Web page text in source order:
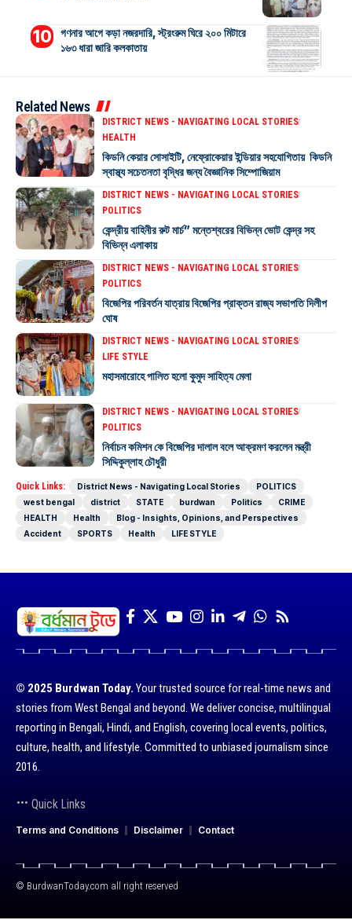
গণনার আগে কড়া নজরদারি, স্ট্রংরুম ঘিরে ২০০ মিটারে
১৬৩ ধারা জারি কলকাতায়
Related News
DISTRICT NEWS - NAVIGATING LOCAL STORIES
HEALTH
কিডনি কেয়ার সোসাইটি, নেফ্রোকেয়ার ইন্ডিয়ার সহযোগিতায় কিডনি
স্বাস্থ্য সচেতনতা বৃদ্ধির জন্য বৈজ্ঞানিক সিম্পোজিয়াম
DISTRICT NEWS - NAVIGATING LOCAL STORIES
POLITICS
কেন্দ্রীয় বাহিনীর রুট মার্চ” মন্তেশ্বরের বিভিন্ন ভোট কেন্দ্র সহ
বিভিন্ন এলাকায়
DISTRICT NEWS - NAVIGATING LOCAL STORIES
POLITICS
বিজেপির পরিবর্তন যাত্রায় বিজেপির প্রাক্তন রাজ্য সভাপতি দিলীপ
ঘোষ
DISTRICT NEWS - NAVIGATING LOCAL STORIES
LIFE STYLE
মহাসমারোহে পালিত হলো কুমুদ সাহিত্য মেলা
DISTRICT NEWS - NAVIGATING LOCAL STORIES
POLITICS
নির্বাচন কমিশন কে বিজেপির দালাল বলে আক্রমণ করলেন মন্ত্রী
সিদ্দিকুল্লাহ চৌধুরী
Quick Links: District News - Navigating Local Stories
POLITICS
west bengal
district STATE burdwan Politics
CRIME
HEALTH
Health
Blog - Insights, Opinions, and Perspectives
Accident
SPORTS Health LIFE STYLE
© 2025 Burdwan Today. Your trusted source for real-time news and
stories from West Bengal and beyond. We deliver concise, multilingual
reporting in Bengali, Hindi, and English, covering local events, politics,
culture, health, and lifestyle. Committed to unbiased journalism since
2016.
Quick Links
Terms and Conditions Disclaimer Contact
© BurdwanToday.com all right reserved